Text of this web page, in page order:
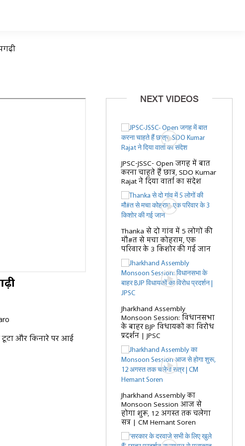
टूटा और किनारे पर आई
NEXT VIDEOS
JPSC-JSSC- Open जगह में बात
करना चाहते हैं छात्र, SDO Kumar
Rajat ने दिया वार्ता का संदेश
Thanka से दो गांव में 5 लोगों की
मौ#त से मचा कोहराम, एक
परिवार के 3 किशोर की गई जान
Jharkhand Assembly
Monsoon Session: विधानसभा
के बाहर BJP विधायकों का विरोध
प्रदर्शन | JPSC
Jharkhand Assembly का
Monsoon Session आज से
होगा शुरू, 12 अगस्त तक चलेगा
सत्र | CM Hemant Soren